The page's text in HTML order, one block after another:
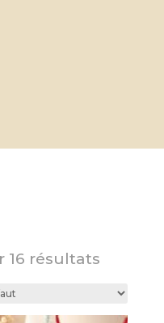
16 résultats